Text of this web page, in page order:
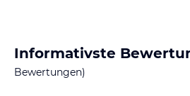
Informativste
Bewertungen)